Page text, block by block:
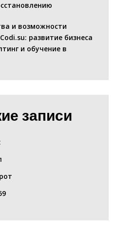
и возможности
развитие бизнеса
и обучение в
записи